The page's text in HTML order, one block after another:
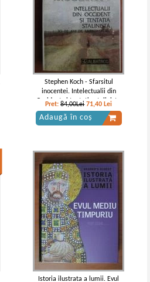
Stephen Koch - Sfarsitul
inocentei. Intelectualii din
Occident si tentatia stalinista
Pret:84,00Lei 71,40 Lei
Adaugă în coș
Istoria ilustrata a lumii. Evul